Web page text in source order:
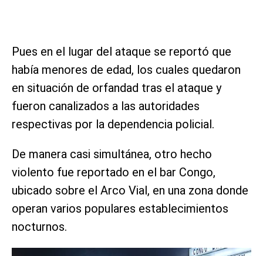
Pues en el lugar del ataque se reportó que
había menores de edad, los cuales quedaron
en situación de orfandad tras el ataque y
fueron canalizados a las autoridades
respectivas por la dependencia policial.
De manera casi simultánea, otro hecho
violento fue reportado en el bar Congo,
ubicado sobre el Arco Vial, en una zona donde
operan varios populares establecimientos
nocturnos.